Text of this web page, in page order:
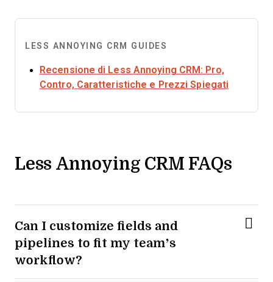
LESS ANNOYING CRM GUIDES
Recensione di Less Annoying CRM: Pro,
Contro, Caratteristiche e Prezzi Spiegati
Less Annoying CRM FAQs
Can I customize fields and
pipelines to fit my team’s
workflow?